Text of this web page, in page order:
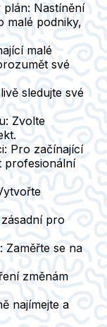
plán: Nastínění
malé podniky,
malé
své
sledujte své
Zvolte
Pro začínající
profesionální
pro
Zaměřte se na
změnám
najímejte a